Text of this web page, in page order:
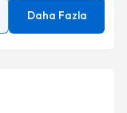
Daha Fazla